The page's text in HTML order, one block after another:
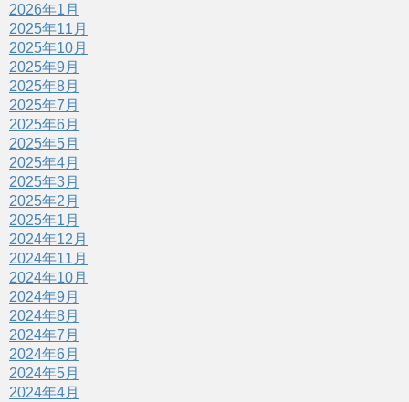
2026年1月
2025年11月
2025年10月
2025年9月
2025年8月
2025年7月
2025年6月
2025年5月
2025年4月
2025年3月
2025年2月
2025年1月
2024年12月
2024年11月
2024年10月
2024年9月
2024年8月
2024年7月
2024年6月
2024年5月
2024年4月